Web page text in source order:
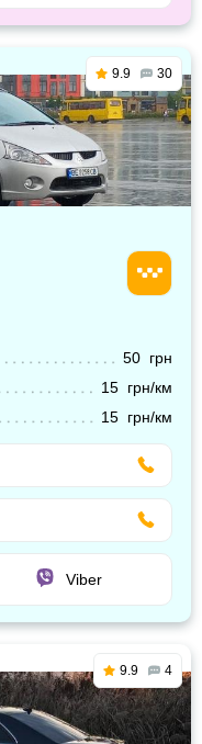
9.9 30
50 грн
15 грн/км
15 грн/км
Viber
9.9 4